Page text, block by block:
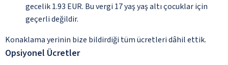
gecelik 1.93 EUR. Bu vergi 17 yaş yaş altı çocuklar için
geçerli değildir.
Konaklama yerinin bize bildirdiği tüm ücretleri dâhil ettik.
Opsiyonel Ücretler